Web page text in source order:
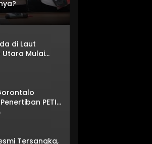
di Laut
Mulai
PETI
Tersangka,